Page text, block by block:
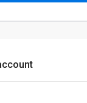
Vereinbarung